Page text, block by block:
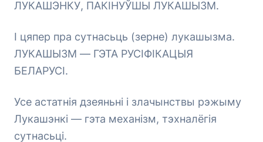
ЛУКАШЭНКУ, ПАКІНУЎШЫ ЛУКАШЫЗМ.
І цяпер пра сутнасьць (зерне) лукашызма.
ЛУКАШЫЗМ — ГЭТА РУСІФІКАЦЫЯ
БЕЛАРУСІ.
Усе астатнія дзеяньні і злачынствы рэжыму
Лукашэнкі — гэта механізм, тэхналёгія
сутнасьці.